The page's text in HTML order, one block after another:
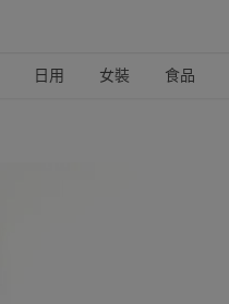
日用 女裝 食品